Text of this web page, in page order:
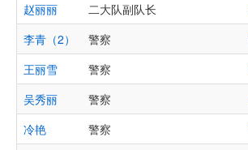
赵丽丽
二大队副队长
李青（2）
警察
王丽雪
警察
吴秀丽
警察
冷艳
警察